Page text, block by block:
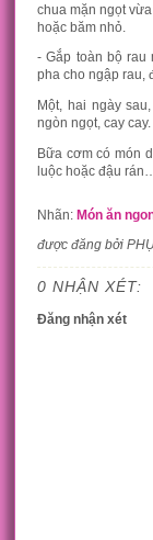
chua mặn ngọt
hoặc băm nhỏ.
- Gắp toàn bộ rau
pha cho ngập rau,
Một, hai ngày
ngòn ngọt, cay cay.
Bữa cơm có món
luộc hoặc đậu
Nhãn: Món ăn
được đăng bởi
0 NHẬN XÉT:
Đăng nhận xét